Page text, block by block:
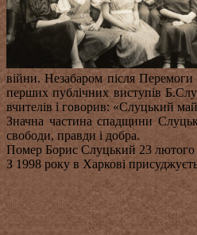
війни. Незабаром після Перемоги
перших публічних виступів
вчителів і говорив: «Слуцький
Значна частина спадщини
свободи, правди і добра.
Помер Борис Слуцький 23 лютого
З 1998 року в Харкові